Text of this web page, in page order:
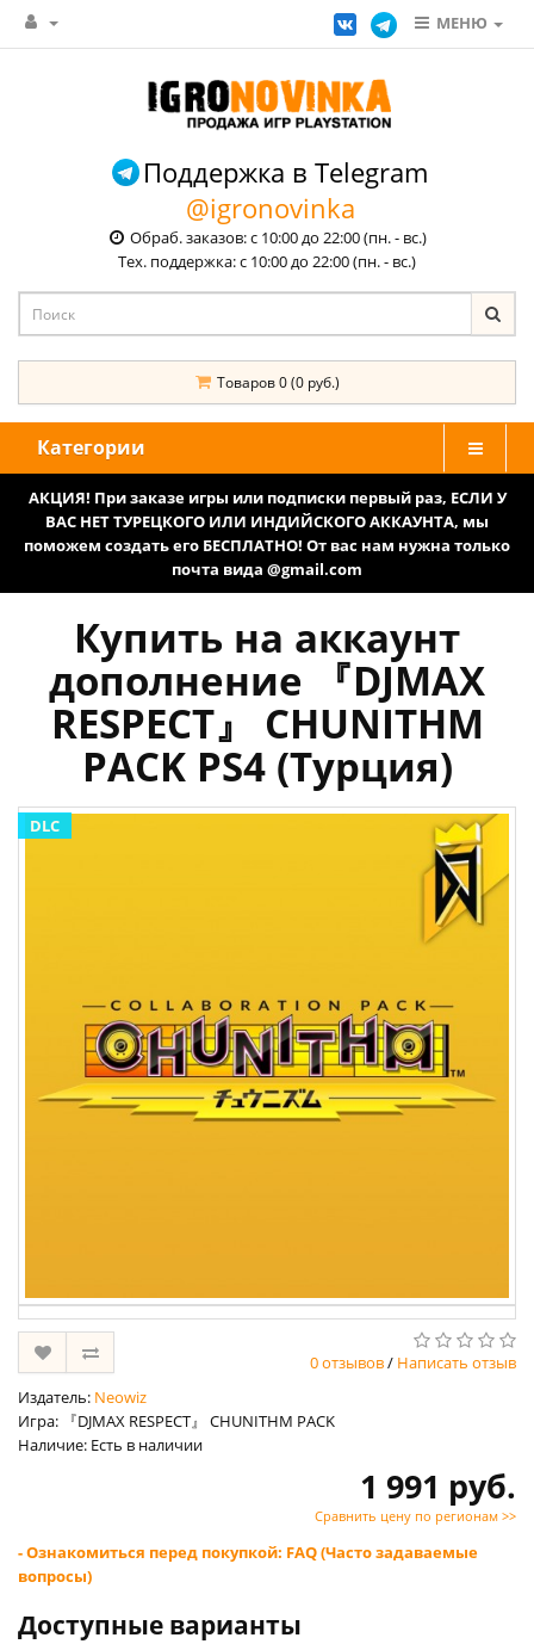
МЕНЮ
Поддержка в Telegram
@igronovinka
Обраб. заказов: с 10:00 до 22:00 (пн. - вс.)
Тех. поддержка: с 10:00 до 22:00 (пн. - вс.)
Товаров 0 (0 руб.)
Категории
АКЦИЯ! При заказе игры или подписки первый раз, ЕСЛИ У
ВАС НЕТ ТУРЕЦКОГО ИЛИ ИНДИЙСКОГО АККАУНТА, мы
поможем создать его БЕСПЛАТНО! От вас нам нужна только
почта вида @gmail.com
Купить на аккаунт
дополнение 『DJMAX
RESPECT』 CHUNITHM
PACK PS4 (Турция)
DLC
0 отзывов/ Написать отзыв
Издатель: Neowiz
Игра: 『DJMAX RESPECT』 CHUNITHM PACK
Наличие: Есть в наличии
1 991 руб.
Сравнить цену по регионам >>
- Ознакомиться перед покупкой: FAQ (Часто задаваемые
вопросы)
Доступные варианты